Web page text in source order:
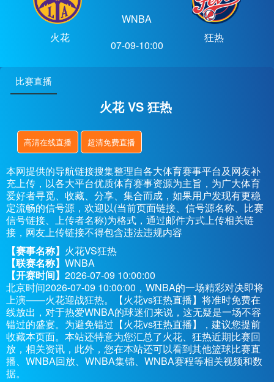
火花
WNBA
07-09-10:00
狂热
比赛直播
火花 VS 狂热
高清在线直播 超清免费直播
本网提供的导航链接搜集整理自各大体育赛事平台及网友补
充上传，以各大平台优质体育赛事资源为主旨，为广大体育
爱好者寻觅、收藏、分享、集合而成，如果用户发现有更稳
定流畅的信号源，欢迎以(当前页面链接、信号源名称、比赛
信号链接、上传者名称)为格式，通过邮件方式上传相关链
接，网友上传链接不得包含违法违规内容
【赛事名称】 火花VS狂热
【联赛名称】 WNBA
【开赛时间】 2026-07-09 10:00:00
北京时间2026-07-09 10:00:00，WNBA的一场精彩对决即将
上演——火花迎战狂热。【火花vs狂热直播】将准时免费在
线放出，对于热爱WNBA的球迷们来说，这无疑是一场不容
错过的盛宴。为避免错过【火花vs狂热直播】，建议您提前
收藏本页面。本站还特意为您汇总了火花、狂热近期比赛回
放，相关资讯，此外，您在本站还可以看到其他篮球比赛直
播、WNBA回放、WNBA集锦、WNBA赛程等相关视频和数
据。